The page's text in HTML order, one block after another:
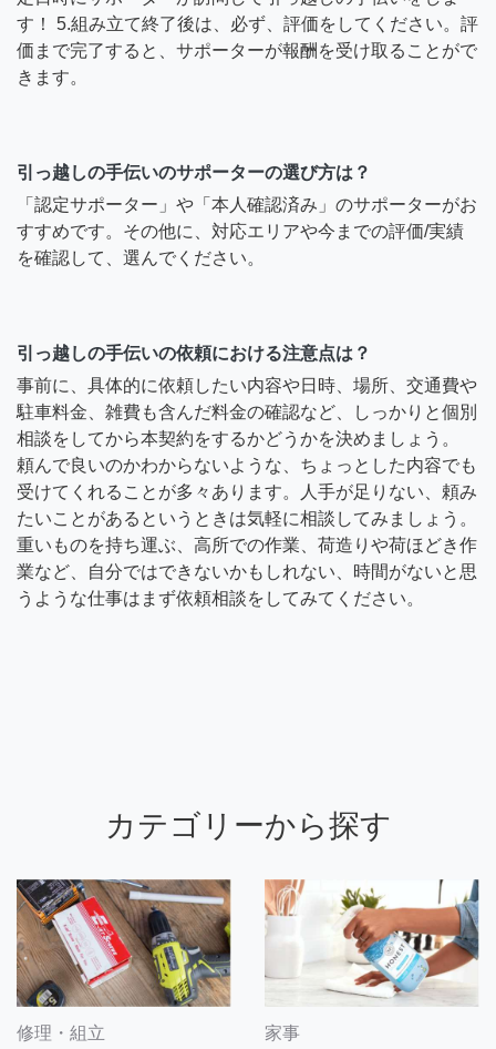
す！ 5.組み立て終了後は、必ず、評価をしてください。評
価まで完了すると、サポーターが報酬を受け取ることがで
きます。
引っ越しの手伝いのサポーターの選び方は？
「認定サポーター」や「本人確認済み」のサポーターがお
すすめです。その他に、対応エリアや今までの評価/実績
を確認して、選んでください。
引っ越しの手伝いの依頼における注意点は？
事前に、具体的に依頼したい内容や日時、場所、交通費や
駐車料金、雑費も含んだ料金の確認など、しっかりと個別
相談をしてから本契約をするかどうかを決めましょう。
頼んで良いのかわからないような、ちょっとした内容でも
受けてくれることが多々あります。人手が足りない、頼み
たいことがあるというときは気軽に相談してみましょう。
重いものを持ち運ぶ、高所での作業、荷造りや荷ほどき作
業など、自分ではできないかもしれない、時間がないと思
うような仕事はまず依頼相談をしてみてください。
カテゴリーから探す
修理・組立 家事